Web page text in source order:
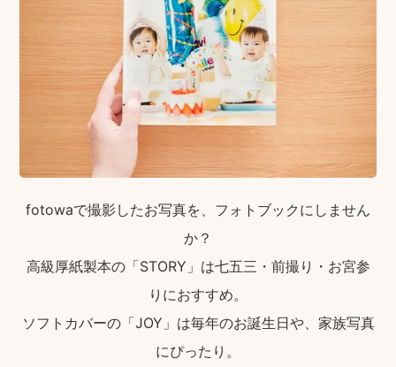
fotowaで撮影したお写真を、フォトブックにしません
か？
高級厚紙製本の「STORY」は七五三・前撮り・お宮参
りにおすすめ。
ソフトカバーの「JOY」は毎年のお誕生日や、家族写真
にぴったり。